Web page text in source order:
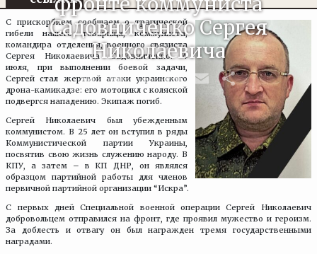
Садовниченко Сергея
Николаевича
VKTelegram
X Facebook
Email
С прискорбием сообщаем о трагической
гибели нашего товарища, коммуниста,
командира отделения, военного связиста
Сергея Николаевича Садовниченко. 4
июля, при выполнении боевой задачи,
Сергей стал жертвой атаки украинского
дрона-камикадзе: его мотоцикл с коляской
подвергся нападению. Экипаж погиб.
Сергей Николаевич был убежденным
коммунистом. В 25 лет он вступил в ряды
Коммунистической партии Украины,
посвятив свою жизнь служению народу. В
КПУ, а затем – в КП ДНР, он являлся
образцом партийной работы для членов
первичной партийной организации “Искра”.
С первых дней Специальной военной операции Сергей Николаевич
добровольцем отправился на фронт, где проявил мужество и героизм.
За доблесть и отвагу он был награжден тремя государственными
наградами.